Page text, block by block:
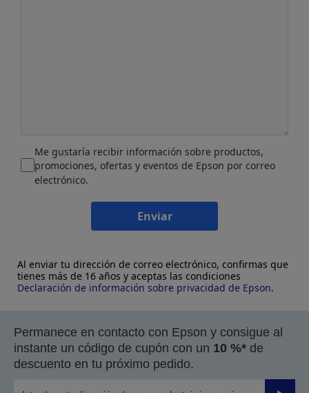
Me gustaría recibir información sobre productos,
promociones, ofertas y eventos de Epson por correo
electrónico.
Enviar
Al enviar tu dirección de correo electrónico, confirmas que
tienes más de 16 años y aceptas las condiciones
Declaración de información sobre privacidad de Epson.
Permanece en contacto con Epson y consigue al
instante un código de cupón con un 10 %* de
descuento en tu próximo pedido.